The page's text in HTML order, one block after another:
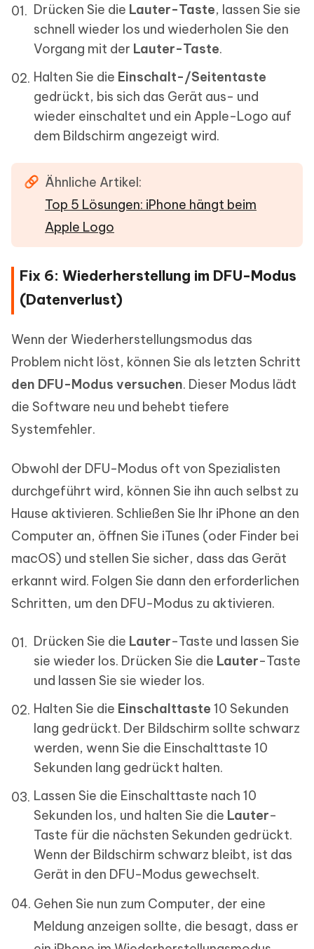
Drücken Sie die Lauter-Taste, lassen Sie sie
schnell wieder los und wiederholen Sie den
Vorgang mit der Lauter-Taste.
Halten Sie die Einschalt-/Seitentaste
gedrückt, bis sich das Gerät aus- und
wieder einschaltet und ein Apple-Logo auf
dem Bildschirm angezeigt wird.
Ähnliche Artikel:
Top 5 Lösungen: iPhone hängt beim
Apple Logo
Fix 6: Wiederherstellung im DFU-Modus
(Datenverlust)
Wenn der Wiederherstellungsmodus das
Problem nicht löst, können Sie als letzten Schritt
den DFU-Modus versuchen. Dieser Modus lädt
die Software neu und behebt tiefere
Systemfehler.
Obwohl der DFU-Modus oft von Spezialisten
durchgeführt wird, können Sie ihn auch selbst zu
Hause aktivieren. Schließen Sie Ihr iPhone an den
Computer an, öffnen Sie iTunes (oder Finder bei
macOS) und stellen Sie sicher, dass das Gerät
erkannt wird. Folgen Sie dann den erforderlichen
Schritten, um den DFU-Modus zu aktivieren.
Drücken Sie die Lauter-Taste und lassen Sie
sie wieder los. Drücken Sie die Lauter-Taste
und lassen Sie sie wieder los.
Halten Sie die Einschalttaste 10 Sekunden
lang gedrückt. Der Bildschirm sollte schwarz
werden, wenn Sie die Einschalttaste 10
Sekunden lang gedrückt halten.
Lassen Sie die Einschalttaste nach 10
Sekunden los, und halten Sie die Lauter-
Taste für die nächsten Sekunden gedrückt.
Wenn der Bildschirm schwarz bleibt, ist das
Gerät in den DFU-Modus gewechselt.
Gehen Sie nun zum Computer, der eine
Meldung anzeigen sollte, die besagt, dass er